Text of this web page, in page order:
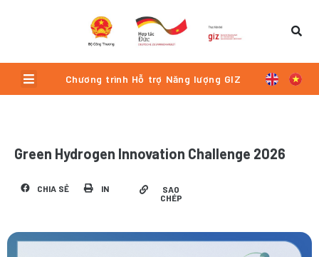
Menu Chương trình Hỗ trợ Năng lượng GIZ
Green Hydrogen Innovation Challenge 2026
CHIA SẺ IN
SAO
CHÉP